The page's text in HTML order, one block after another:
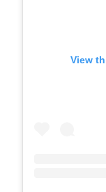
View